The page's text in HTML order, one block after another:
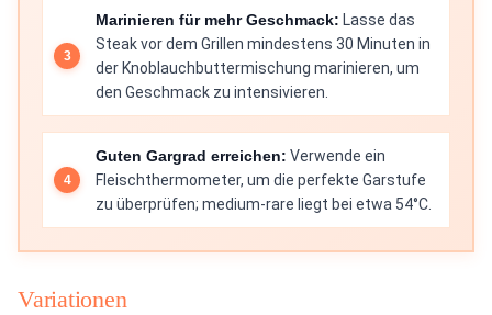
Marinieren für mehr Geschmack: Lasse das
Steak vor dem Grillen mindestens 30 Minuten in
der Knoblauchbuttermischung marinieren, um
den Geschmack zu intensivieren.
Guten Gargrad erreichen: Verwende ein
Fleischthermometer, um die perfekte Garstufe
zu überprüfen; medium-rare liegt bei etwa 54°C.
Variationen